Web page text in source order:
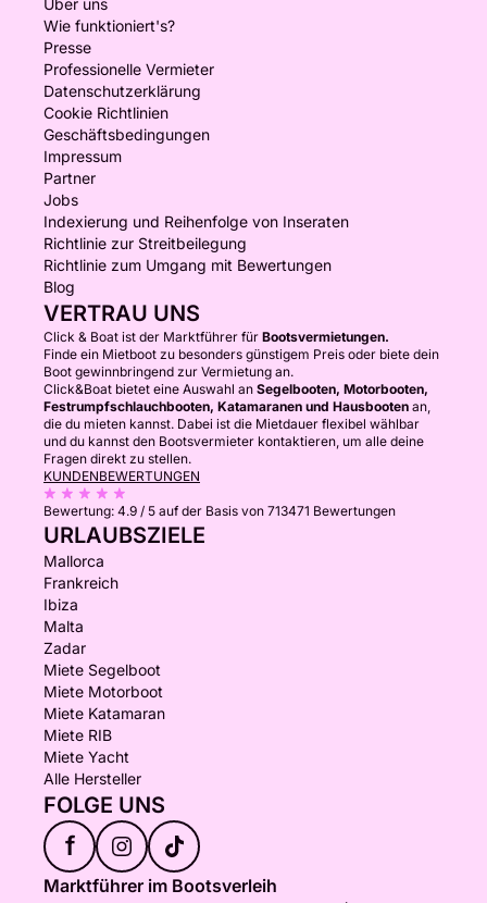
Über uns
Wie funktioniert's?
Presse
Professionelle Vermieter
Datenschutzerklärung
Cookie Richtlinien
Geschäftsbedingungen
Impressum
Partner
Jobs
Indexierung und Reihenfolge von Inseraten
Richtlinie zur Streitbeilegung
Richtlinie zum Umgang mit Bewertungen
Blog
VERTRAU UNS
Click & Boat ist der Marktführer für Bootsvermietungen.
Finde ein Mietboot zu besonders günstigem Preis oder biete dein
Boot gewinnbringend zur Vermietung an.
Click&Boat bietet eine Auswahl an Segelbooten, Motorbooten,
Festrumpfschlauchbooten, Katamaranen und Hausbooten an,
die du mieten kannst. Dabei ist die Mietdauer flexibel wählbar
und du kannst den Bootsvermieter kontaktieren, um alle deine
Fragen direkt zu stellen.
KUNDENBEWERTUNGEN
Bewertung: 4.9 / 5 auf der Basis von 713471 Bewertungen
URLAUBSZIELE
Mallorca
Frankreich
Ibiza
Malta
Zadar
Miete Segelboot
Miete Motorboot
Miete Katamaran
Miete RIB
Miete Yacht
Alle Hersteller
FOLGE UNS
f
Marktführer im Bootsverleih